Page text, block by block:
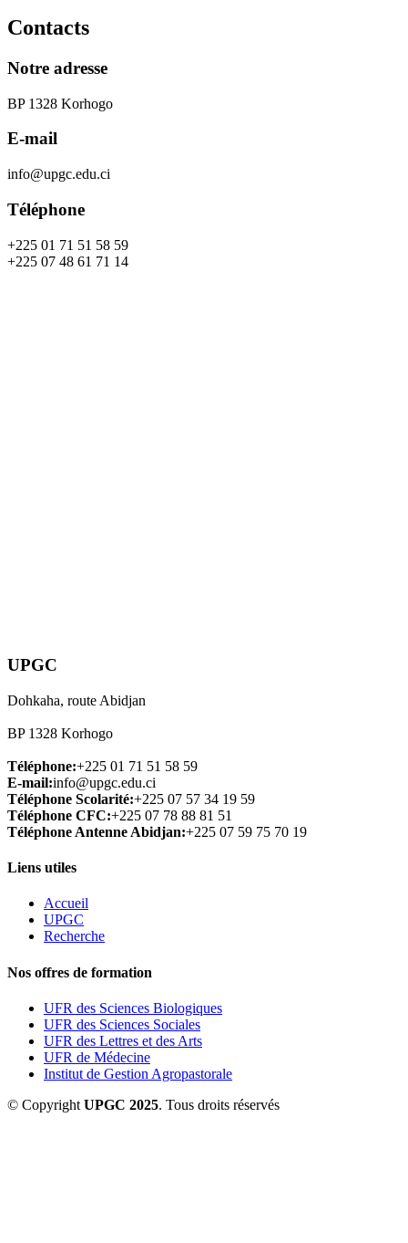
Contacts
Notre adresse
BP 1328 Korhogo
E-mail
info@upgc.edu.ci
Téléphone
+225 01 71 51 58 59
+225 07 48 61 71 14
UPGC
Dohkaha, route Abidjan
BP 1328 Korhogo
Téléphone:+225 01 71 51 58 59
E-mail:info@upgc.edu.ci
Téléphone Scolarité:+225 07 57 34 19 59
Téléphone CFC:+225 07 78 88 81 51
Téléphone Antenne Abidjan:+225 07 59 75 70 19
Liens utiles
Accueil
UPGC
Recherche
Nos offres de formation
UFR des Sciences Biologiques
UFR des Sciences Sociales
UFR des Lettres et des Arts
UFR de Médecine
Institut de Gestion Agropastorale
© Copyright UPGC 2025. Tous droits réservés